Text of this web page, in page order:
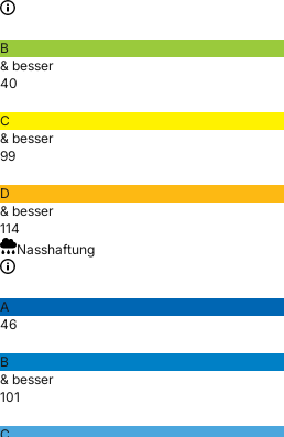
B
& besser
40
C
& besser
99
D
& besser
114
Nasshaftung
A
46
B
& besser
101